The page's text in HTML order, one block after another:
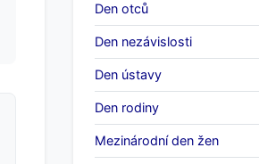
Den otců
Den nezávislosti
Den ústavy
Den rodiny
Mezinárodní den žen